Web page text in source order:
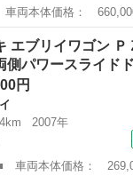
エブリイワゴン ■
セグＳＤナビ Ｂｌｕ
リイ
エブリイワゴン Ｐ
パワースライド
円
2007年